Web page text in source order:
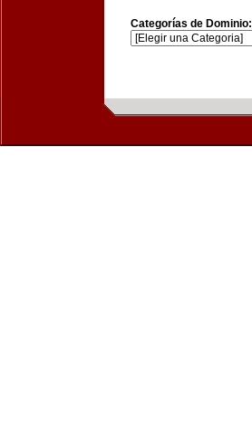
Categorías de Dominio: